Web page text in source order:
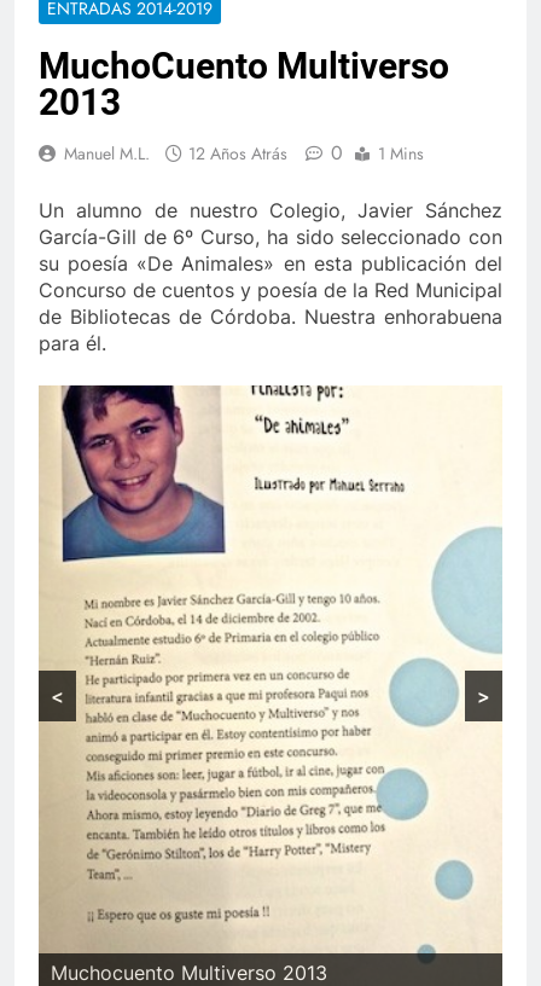
ENTRADAS 2014-2019
MuchoCuento Multiverso
2013
Manuel M.L. 12 Años Atrás 0 1 Mins
Un alumno de nuestro Colegio, Javier Sánchez
García-Gill de 6º Curso, ha sido seleccionado con
su poesía «De Animales» en esta publicación del
Concurso de cuentos y poesía de la Red Municipal
de Bibliotecas de Córdoba. Nuestra enhorabuena
para él.
Muchocuento Multiverso 2013
Muchocuento Multiverso 2013
Muchocuento Multiverso 2013
< >